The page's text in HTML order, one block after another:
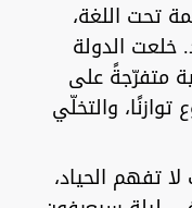
تحت اللغة،
خلعت الدولة
متفرّجةً على
والتخلّي
لا تفهم الحياد،